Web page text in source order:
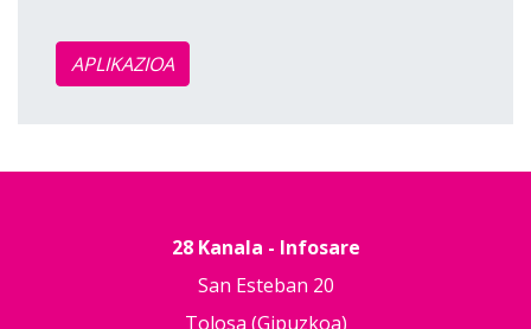
APLIKAZIOA
28 Kanala - Infosare
San Esteban 20
Tolosa (Gipuzkoa)